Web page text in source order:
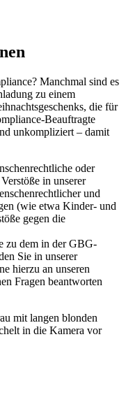
Manchmal sind es
zu einem
die für
Beauftragte
unkompliziert – damit
oder
in unserer
und
(wie etwa Kinder- und
gegen die
zu dem in der GBG-
Sie in unserer
hierzu an unseren
Fragen beantworten